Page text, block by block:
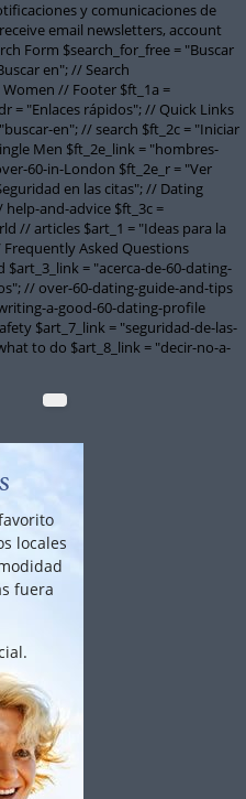
y comunicaciones de
email newsletters, account
Form $search_for_free = "Buscar
en"; // Search
// Footer $ft_1a =
= "Enlaces rápidos"; // Quick Links
en"; // search $ft_2c = "Iniciar
Men $ft_2e_link = "hombres-
60-in-London $ft_2e_r = "Ver
en las citas"; // Dating
and-advice $ft_3c =
// articles $art_1 = "Ideas para la
Asked Questions
= "acerca-de-60-dating-
// over-60-dating-guide-and-tips
a-good-60-dating-profile
$art_7_link = "seguridad-de-las-
to do $art_8_link = "decir-no-a-
locales
fuera